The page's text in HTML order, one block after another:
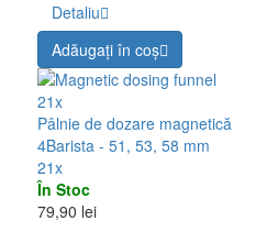
Detaliu
Adăugați în coş
21x
Pâlnie de dozare magnetică
4Barista - 51, 53, 58 mm
21x
În Stoc
79,90 lei